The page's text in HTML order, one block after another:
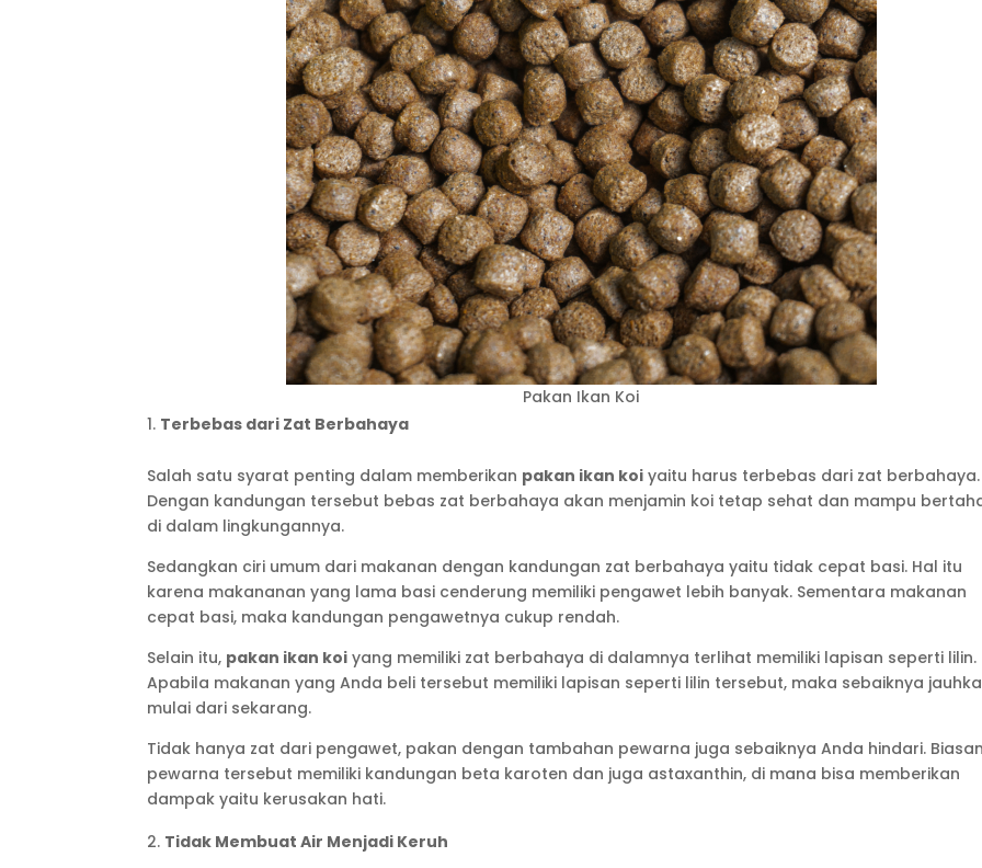
Pakan Ikan Koi
Terbebas dari Zat Berbahaya
Salah satu syarat penting dalam memberikan pakan ikan koi yaitu harus terbebas dari zat berbahaya.
Dengan kandungan tersebut bebas zat berbahaya akan menjamin koi tetap sehat dan mampu
di dalam lingkungannya.
Sedangkan ciri umum dari makanan dengan kandungan zat berbahaya yaitu tidak cepat basi. Hal itu
karena makananan yang lama basi cenderung memiliki pengawet lebih banyak. Sementara makanan
cepat basi, maka kandungan pengawetnya cukup rendah.
Selain itu, pakan ikan koi yang memiliki zat berbahaya di dalamnya terlihat memiliki lapisan seperti lilin.
Apabila makanan yang Anda beli tersebut memiliki lapisan seperti lilin tersebut, maka sebaiknya
mulai dari sekarang.
Tidak hanya zat dari pengawet, pakan dengan tambahan pewarna juga sebaiknya Anda hindari.
pewarna tersebut memiliki kandungan beta karoten dan juga astaxanthin, di mana bisa memberikan
dampak yaitu kerusakan hati.
Tidak Membuat Air Menjadi Keruh